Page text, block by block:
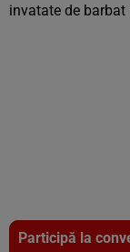
invatate de
Participă la